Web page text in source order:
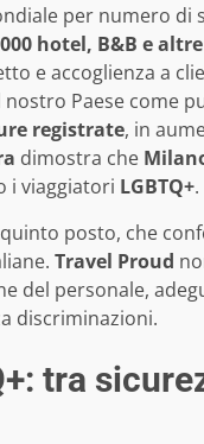
per numero
hotel, B&B e
e accoglienza a
nostro Paese come
registrate, in
dimostra che
i viaggiatori LGBTQ+.
posto, che
Travel Proud
del personale,
discriminazioni.
tra